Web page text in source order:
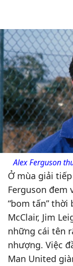
Alex Ferguson
Ở mùa giải
Ferguson đem
“bom tấn” thời
McClair, Jim
những cái tên
nhượng. Việc
Man United